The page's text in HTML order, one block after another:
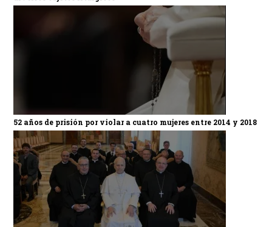
52 años de prisión por violar a cuatro mujeres entre 2014 y 2018